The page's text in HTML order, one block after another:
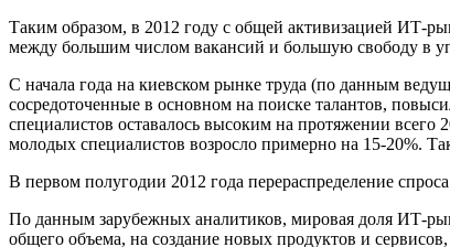
Таким образом, в 2012 году с общей активизацией ИТ-
между большим числом вакансий и большую свободу в
С начала года на киевском рынке труда (по данным
сосредоточенные в основном на поиске талантов,
специалистов оставалось высоким на протяжении всего
молодых специалистов возросло примерно на 15-20%.
В первом полугодии 2012 года перераспределение
По данным зарубежных аналитиков, мировая доля ИТ-
общего объема, на создание новых продуктов и